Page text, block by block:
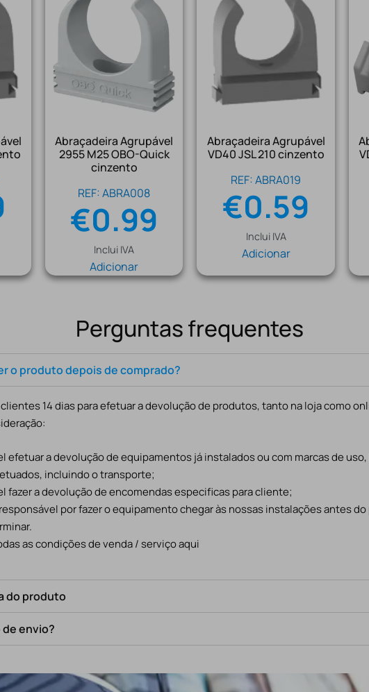
Abraçadeira Agrupável
2955 M25 OBO-Quick
cinzento
REF: ABRA008
€0.99
Inclui IVA
Adicionar
Abraçadeira Agrupável
VD40 JSL 210 cinzento
REF: ABRA019
€0.59
Inclui IVA
Adicionar
Perguntas frequentes
o produto depois de comprado?
14 dias para efetuar a devolução de produtos, tanto na loja como
efetuar a devolução de equipamentos já instalados ou com marcas de
incluindo o transporte;
fazer a devolução de encomendas especificas para cliente;
por fazer o equipamento chegar às nossas instalações antes
as condições de venda / serviço aqui
do produto
envio?